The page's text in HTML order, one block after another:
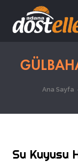
Ana Sayfa
Su Kuyusu